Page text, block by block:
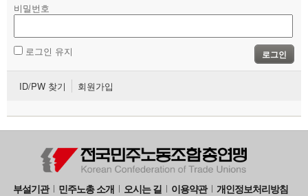
비밀번호
로그인 유지 로그인
ID/PW 찾기 회원가입
부설기관 민주노총 소개 오시는 길 이용약관 개인정보처리방침
자료
부설기관
업무